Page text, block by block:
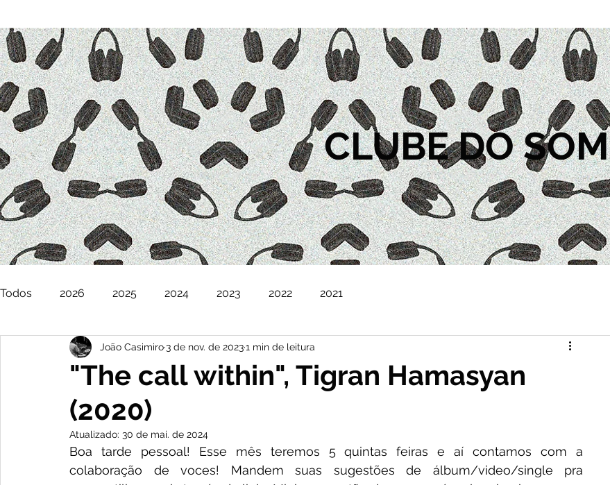
CLUBE DO SOM
Todos 2026 2025 2024 2023 2022 2021
"The call within", Tigran Hamasyan
(2020)
João Casimiro3 de nov. de 20231 min de leitura
Atualizado: 30 de mai. de 2024
Boa tarde pessoal! Esse mês teremos 5 quintas feiras e aí contamos com a
colaboração de voces! Mandem suas sugestões de álbum/video/single pra